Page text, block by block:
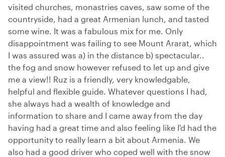
visited churches, monastries caves, saw some of the
countryside, had a great Armenian lunch, and tasted
some wine. It was a fabulous mix for me. Only
disappointment was failing to see Mount Ararat, which
I was assured was a) in the distance b) spectacular..
the fog and snow however refused to let up and give
me a view!! Ruz is a friendly, very knowledgable,
helpful and flexible guide. Whatever questions I had,
she always had a wealth of knowledge and
information to share and I came away from the day
having had a great time and also feeling like I'd had the
opportunity to really learn a bit about Armenia. We
also had a good driver who coped well with the snow